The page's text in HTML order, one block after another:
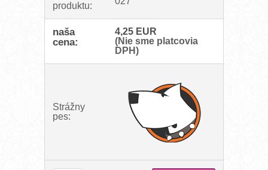
produktu:
naša
cena:
4,25 EUR
(Nie sme platcovia
DPH)
Strážny
pes: